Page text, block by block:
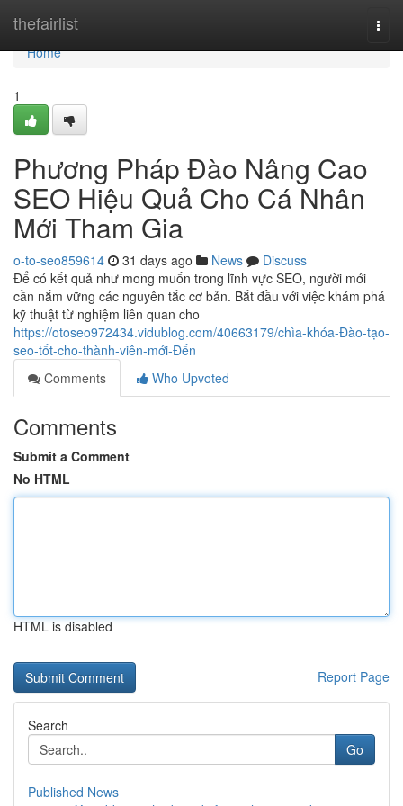
thefairlist
Home
Home
1
Phương Pháp Đào Nâng Cao
SEO Hiệu Quả Cho Cá Nhân
Mới Tham Gia
o-to-seo859614 31 days ago News
Discuss
Để có kết quả như mong muốn trong lĩnh vực SEO, người mới
cần nắm vững các nguyên tắc cơ bản. Bắt đầu với việc khám phá
kỹ thuật từ nghiệm liên quan cho
https://otoseo972434.vidublog.com/40663179/chìa-khóa-Đào-tạo-
seo-tốt-cho-thành-viên-mới-Đến
Comments
Who Upvoted
Comments
Submit a Comment
No HTML
HTML is disabled
Report Page
Search
Go
Published News